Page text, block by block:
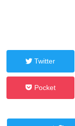
Twitter
Pocket